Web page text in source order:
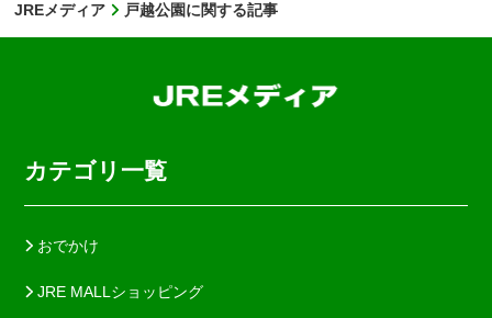
JREメディア 戸越公園に関する記事
カテゴリ一覧
おでかけ
JRE MALLショッピング